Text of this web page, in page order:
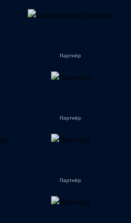
Партнёр
Партнёр
Партнёр